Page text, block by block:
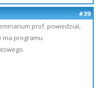
#39
prof. powiedzial,
ma programu